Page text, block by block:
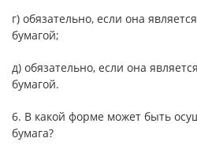
г) обязательно, если она
бумагой;
д) обязательно, если она
бумагой.
6. В какой форме может быть
бумага?